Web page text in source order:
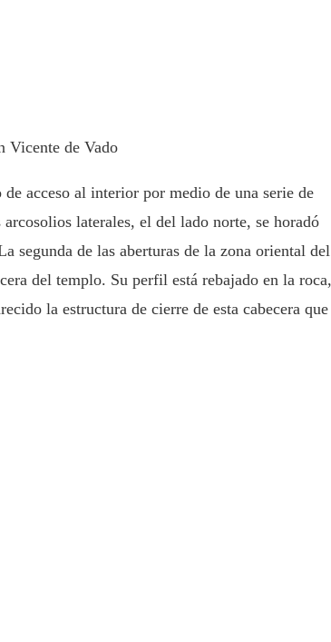
Vicente de Vado
acceso al interior por medio de una serie de
laterales, el del lado norte, se horadó
segunda de las aberturas de la zona oriental del
del templo. Su perfil está rebajado en la roca,
la estructura de cierre de esta cabecera que